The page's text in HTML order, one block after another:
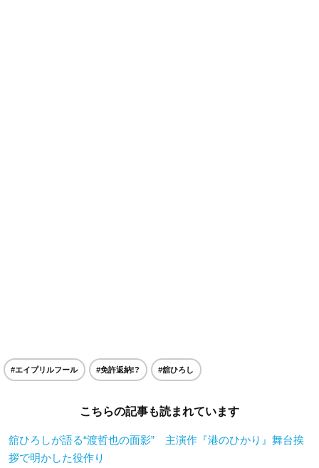
#エイプリルフール #免許返納!? #舘ひろし
こちらの記事も読まれています
舘ひろしが語る“渡哲也の面影” 主演作『港のひかり』舞台挨
拶で明かした役作り